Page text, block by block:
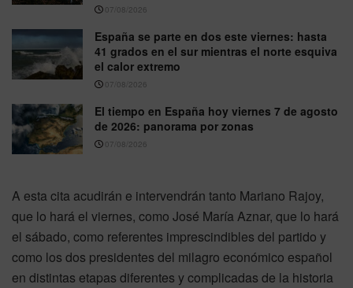
07/08/2026
España se parte en dos este viernes: hasta
41 grados en el sur mientras el norte esquiva
el calor extremo
07/08/2026
El tiempo en España hoy viernes 7 de agosto
de 2026: panorama por zonas
07/08/2026
A esta cita acudirán e intervendrán tanto Mariano Rajoy,
que lo hará el viernes, como José María Aznar, que lo hará
el sábado, como referentes imprescindibles del partido y
como los dos presidentes del milagro económico español
en distintas etapas diferentes y complicadas de la historia